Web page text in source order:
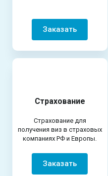
Заказать
Страхование
Страхование для
получения виз в страховых
компаниях РФ и Европы.
Заказать